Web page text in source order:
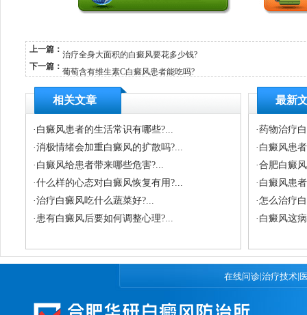
上一篇： 治疗全身大面积的白癜风要花多少钱?
下一篇： 葡萄含有维生素C白癜风患者能吃吗?
相关文章
· 白癜风患者的生活常识有哪些?...
·消极情绪会加重白癜风的扩散吗?...
· 白癜风给患者带来哪些危害?...
·什么样的心态对白癜风恢复有用?...
·治疗白癜风吃什么蔬菜好?...
·患有白癜风后要如何调整心理?...
最新
·药物治疗
· 白癜风患
·合肥白癜
· 白癜风患
·怎么治疗
· 白癜风这
在线问诊|治疗技术|